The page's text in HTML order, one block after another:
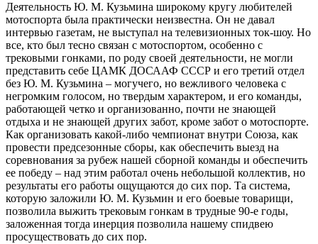
Деятельность Ю. М. Кузьмина широкому кругу любителей
мотоспорта была практически неизвестна. Он не давал
интервью газетам, не выступал на телевизионных ток-шоу. Но
все, кто был тесно связан с мотоспортом, особенно с
трековыми гонками, по роду своей деятельности, не могли
представить себе ЦАМК ДОСААФ СССР и его третий отдел
без Ю. М. Кузьмина – могучего, но вежливого человека с
негромким голосом, но твердым характером, и его команды,
работающей четко и организованно, почти не знающей
отдыха и не знающей других забот, кроме забот о мотоспорте.
Как организовать какой-либо чемпионат внутри Союза, как
провести предсезонные сборы, как обеспечить выезд на
соревнования за рубеж нашей сборной команды и обеспечить
ее победу – над этим работал очень небольшой коллектив, но
результаты его работы ощущаются до сих пор. Та система,
которую заложили Ю. М. Кузьмин и его боевые товарищи,
позволила выжить трековым гонкам в трудные 90-е годы,
заложенная тогда инерция позволила нашему спидвею
просуществовать до сих пор.